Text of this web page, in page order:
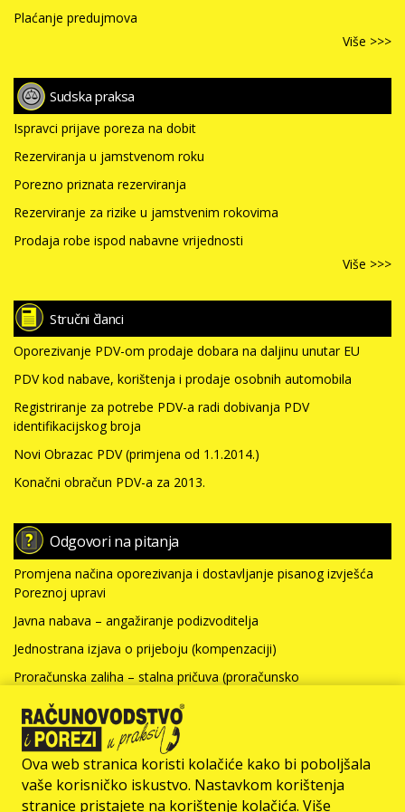
Plaćanje predujmova
Više >>>
Sudska praksa
Ispravci prijave poreza na dobit
Rezerviranja u jamstvenom roku
Porezno priznata rezerviranja
Rezerviranje za rizike u jamstvenim rokovima
Prodaja robe ispod nabavne vrijednosti
Više >>>
Stručni članci
Oporezivanje PDV-om prodaje dobara na daljinu unutar EU
PDV kod nabave, korištenja i prodaje osobnih automobila
Registriranje za potrebe PDV-a radi dobivanja PDV
identifikacijskog broja
Novi Obrazac PDV (primjena od 1.1.2014.)
Konačni obračun PDV-a za 2013.
Odgovori na pitanja
Promjena načina oporezivanja i dostavljanje pisanog izvješća
Poreznoj upravi
Javna nabava – angažiranje podizvoditelja
Jednostrana izjava o prijeboju (kompenzaciji)
Proračunska zaliha – stalna pričuva (proračunsko
Nabavna vrijednost nefinancijske imovine i kamate za kredit
(neprofitno računovodstvo)
Više >>>
Ova web stranica koristi kolačiće kako bi poboljšala
vaše korisničko iskustvo. Nastavkom korištenja
stranice pristajete na korištenje kolačića. Više